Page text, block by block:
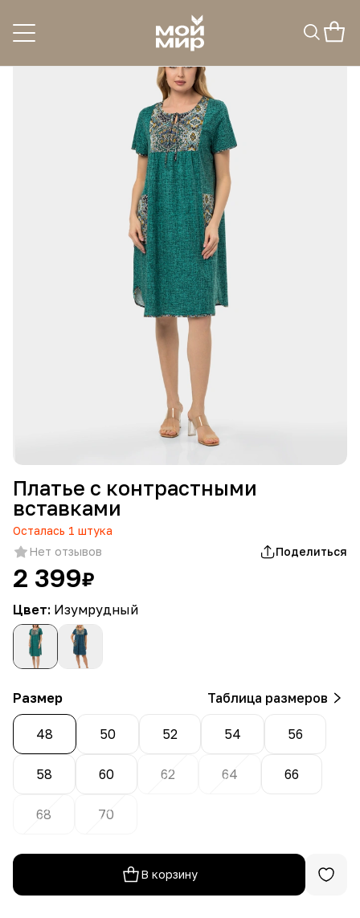
Платье с контрастными
вставками
Осталась 1 штука
Нет отзывов
Поделиться
2 399₽
Цвет: Изумрудный
Размер Таблица размеров
48 50 52 54 56
58 60 62 64 66
68 70
В корзину